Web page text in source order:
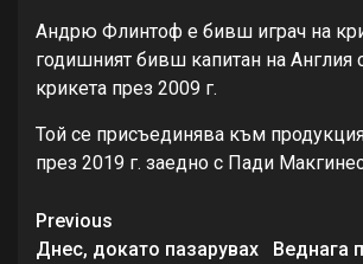
Андрю Флинтоф е бивш играч на
годишният бивш капитан на Англия
крикета през 2009 г.
Той се присъединява към
през 2019 г. заедно с Пади
Continue
Previous
Днес, докато пазарувах
Веднага